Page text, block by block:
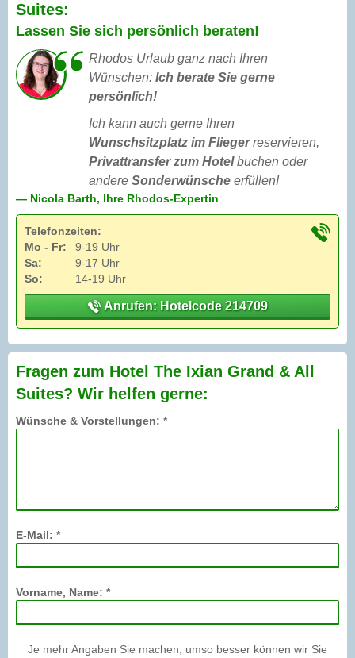
Suites:
Lassen Sie sich persönlich beraten!
Rhodos Urlaub ganz nach Ihren
Wünschen: Ich berate Sie gerne
persönlich!
Ich kann auch gerne Ihren
Wunschsitzplatz im Fliegerreservieren,
Privattransfer zum Hotelbuchen oder
andere Sonderwünsche erfüllen!
— Nicola Barth, Ihre Rhodos-Expertin
Telefonzeiten:
Mo - Fr:
9-19 Uhr
Sa:
9-17 Uhr
So:
14-19 Uhr
Anrufen: Hotelcode 214709
Fragen zum Hotel The Ixian Grand & All
Suites? Wir helfen gerne:
Wünsche & Vorstellungen: *
E-Mail: *
Vorname, Name: *
Je mehr Angaben Sie machen, umso besser können wir Sie